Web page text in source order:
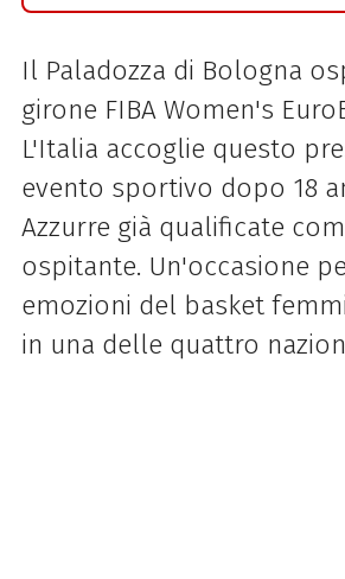
Il Paladozza di Bologna
girone FIBA Women's
L'Italia accoglie questo
evento sportivo dopo 18
Azzurre già qualificate
ospitante. Un'occasione
emozioni del basket
in una delle quattro